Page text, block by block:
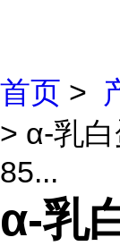
首页 >
> α-乳
85...
α-乳